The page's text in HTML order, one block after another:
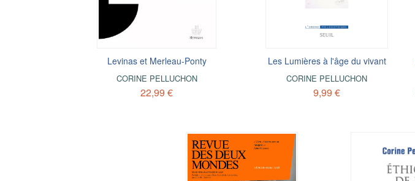
Levinas et Merleau-Ponty
CORINE PELLUCHON
22,99 €
Les Lumières à l'âge du vivant
CORINE PELLUCHON
9,99 €